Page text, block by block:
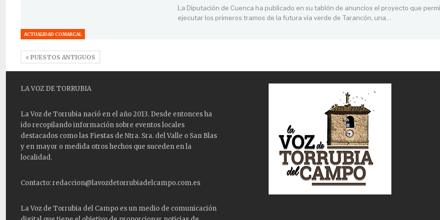
ACTUALIDAD COMARCAL
La Diputación de Cuenca ha publicado en su tablón de anuncios el proyecto que
ejecutar los primeros tramos de la futura vía verde de Tarancón, una…
PUESTOS ANTIGUOS
LA VOZ DE TORRUBIA
La Voz de Torrubia nació en el año 2013. Desde entonces ha
ido recopilando información sobre eventos locales
destacados como las Fiestas de Ntra. Sra. del Valle o San Blas
y en mayor o medida otros hechos que suceden en la
localidad.
Contacto: redaccion@lavozdetorrubiadelcampo.com.es
La Voz de Torrubia del Campo es un medio de comunicación